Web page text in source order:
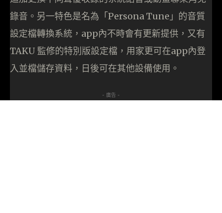
錄音。另一特色是名為「Persona Tune」的音質
設定檔轉換系統，app內不時會有更新提供，又有
TAKU 監修的特別版設定檔，用家更可在app內登
入並檔儲存資料，日後可在其他設備使用。
- 廣告 -